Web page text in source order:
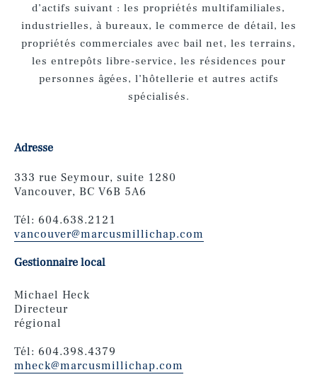
d’actifs suivant : les propriétés multifamiliales,
industrielles, à bureaux, le commerce de détail, les
propriétés commerciales avec bail net, les terrains,
les entrepôts libre-service, les résidences pour
personnes âgées, l’hôtellerie et autres actifs
spécialisés.
Adresse
333 rue Seymour, suite 1280
Vancouver, BC V6B 5A6
Tél: 604.638.2121
vancouver@marcusmillichap.com
Gestionnaire local
Michael Heck
Directeur
régional
Tél: 604.398.4379
mheck@marcusmillichap.com